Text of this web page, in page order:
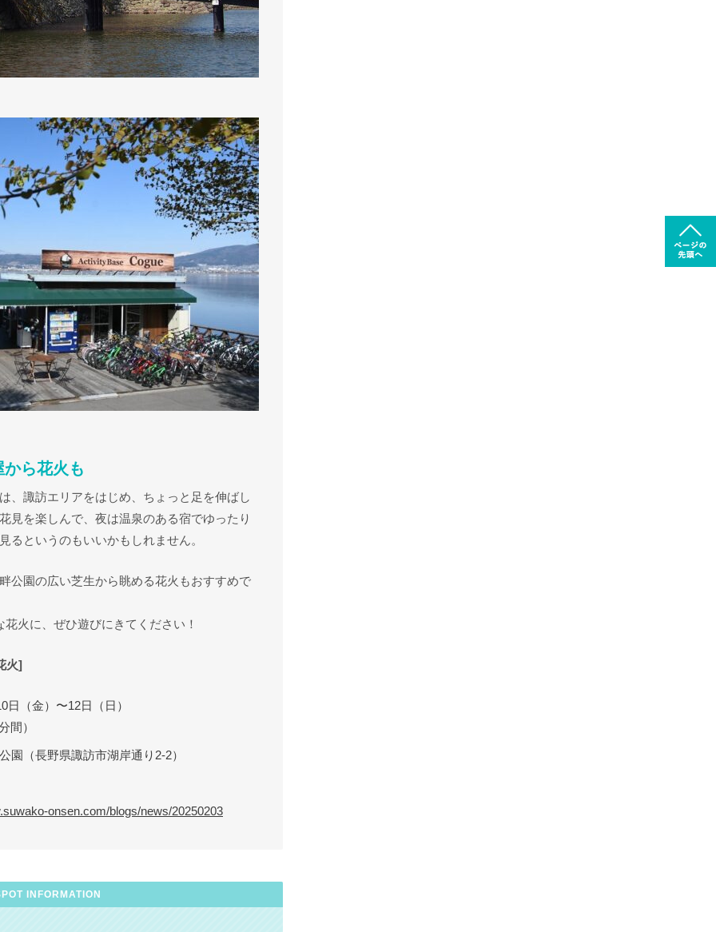
ら花火も
、諏訪エリアをはじめ、ちょっと足を伸ばし
見を楽しんで、夜は温泉のある宿でゆったり
るというのもいいかもしれません。
公園の広い芝生から眺める花火もおすすめで
火に、ぜひ遊びにきてください！
火]
日（金）〜12日（日）
間）
園（長野県諏訪市湖岸通り2-2）
onsen.com/blogs/news/20250203
INFORMATION